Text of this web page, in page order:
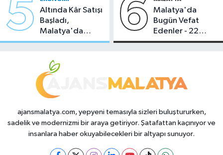
5
Altında Kâr Satışı
Başladı,
Malatya'da
Makas Ne
6
Malatya'da
Bugün Vefat
Edenler - 22
Temmuz 2026
ajansmalatya.com, yepyeni temasıyla sizleri buluştururken,
sadelik ve modernizmi bir araya getiriyor. Şatafattan kaçınıyor ve
insanlara haber okuyabilecekleri bir altyapı sunuyor.